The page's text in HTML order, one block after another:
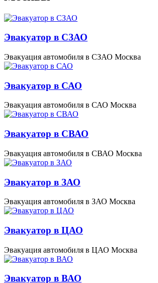
Эвакуатор в СЗАО
Эвакуация автомобиля в СЗАО Москва
Эвакуатор в САО
Эвакуация автомобиля в САО Москва
Эвакуатор в СВАО
Эвакуация автомобиля в СВАО Москва
Эвакуатор в ЗАО
Эвакуация автомобиля в ЗАО Москва
Эвакуатор в ЦАО
Эвакуация автомобиля в ЦАО Москва
Эвакуатор в ВАО